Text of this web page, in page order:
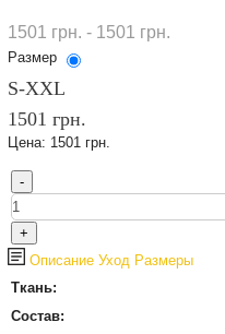
1501 грн. - 1501 грн.
Размер
S-XXL
1501 грн.
Цена: 1501 грн.
Описание Уход Размеры
Ткань:
Состав: